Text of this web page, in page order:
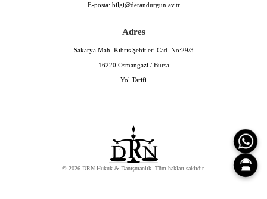
E-posta: bilgi@derandurgun.av.tr
Adres
Sakarya Mah. Kıbrıs Şehitleri Cad. No:29/3
16220 Osmangazi / Bursa
Yol Tarifi
© 2026 DRN Hukuk & Danışmanlık. Tüm hakları saklıdır.